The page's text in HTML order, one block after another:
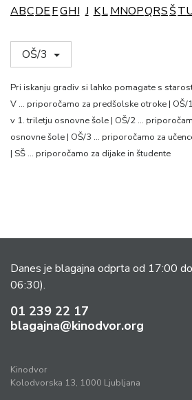
ABCDEFGHI J KLMNOPQRSŠT
OŠ/3
Pri iskanju gradiv si lahko pomagate s
V … priporočamo za predšolske otroke | OŠ/
v 1. triletju osnovne šole | OŠ/2 …
osnovne šole | OŠ/3 … priporočamo za
| SŠ … priporočamo za dijake in študente
Danes je blagajna odprta od 17:00
06:30).
01 239 22 17
blagajna@kinodvor.org
Kinodvor
Kolodvorska 13, 1000 Ljubljana